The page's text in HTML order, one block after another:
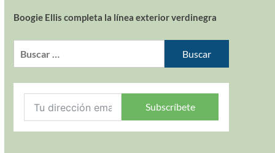
Boogie Ellis completa la línea exterior verdinegra
Subscríbete